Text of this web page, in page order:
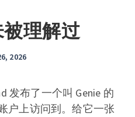
理解过
2026
发布了一个叫 Genie 的
户上访问到。给它一张